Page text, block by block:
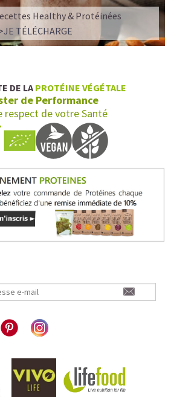
Healthy & Protéinées
TÉLÉCHARGE
DE LA PROTÉINE VÉGÉTALE
de Performance
respect de votre Santé